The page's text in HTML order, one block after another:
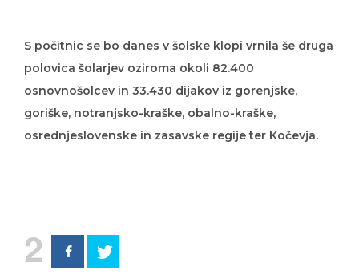
S počitnic se bo danes v šolske klopi vrnila še druga
polovica šolarjev oziroma okoli 82.400
osnovnošolcev in 33.430 dijakov iz gorenjske,
goriške, notranjsko-kraške, obalno-kraške,
osrednjeslovenske in zasavske regije ter Kočevja.
2